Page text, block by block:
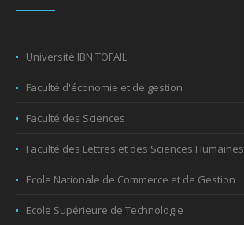
Université IBN TOFAIL
Faculté d'économie et de gestion
Faculté des Sciences
Faculté des Lettres et des Sciences Humaines
Ecole Nationale de Commerce et de Gestion
Ecole Supérieure de Technologie